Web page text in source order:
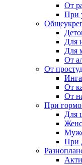
От
При
Для
Для
От
От
От
От
При
Для
При